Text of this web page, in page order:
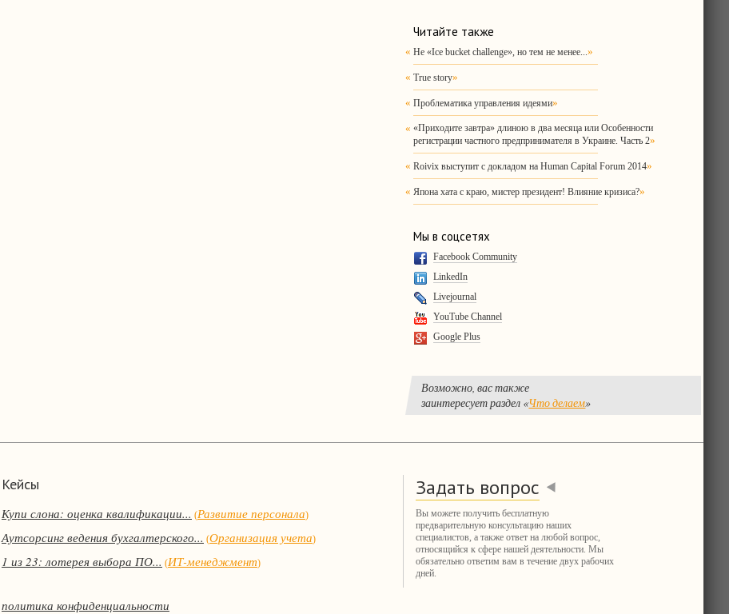
Читайте также
« Не «Ice bucket challenge», но тем не менее...»
« True story»
« Проблематика управления идеями»
« «Приходите завтра» длиною в два месяца или Особенности
регистрации частного предпринимателя в Украине. Часть 2»
« Roivix выступит с докладом на Human Capital Forum 2014»
« Япона хата с краю, мистер президент! Влияние кризиса?»
Мы в соцсетях
Facebook Community
LinkedIn
Livejournal
YouTube Channel
Google Plus
Возможно, вас также
заинтересует раздел «Что делаем»
Кейсы
Купи слона: оценка квалификации... (Развитие персонала)
Аутсорсинг ведения бухгалтерского... (Организация учета)
1 из 23: лотерея выбора ПО... (ИТ-менеджмент)
политика конфиденциальности
Задать вопрос
Вы можете получить бесплатную
предварительную консультацию наших
специалистов, а также ответ на любой вопрос,
относящийся к сфере нашей деятельности. Мы
обязательно ответим вам в течение двух рабочих
дней.